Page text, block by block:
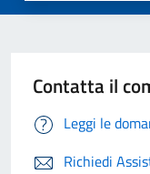
Contatta il
Leggi le
Richiedi